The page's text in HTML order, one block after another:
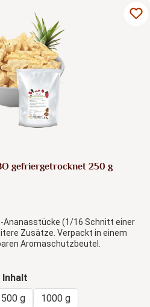
von 4 von 5 Sternen
gefriergetrocknet 250 g
Ananasstücke (1/16 Schnitt einer
Zusätze. Verpackt in einem
Aromaschutzbeutel.
Inhalt
500 g 1000 g